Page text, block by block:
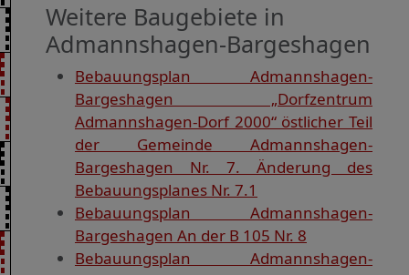
Weitere Baugebiete in
Admannshagen-Bargeshagen
Bebauungsplan Admannshagen-
Bargeshagen „Dorfzentrum
Admannshagen-Dorf 2000“ östlicher Teil
der Gemeinde Admannshagen-
Bargeshagen Nr. 7. Änderung des
Bebauungsplanes Nr. 7.1
Bebauungsplan Admannshagen-
Bargeshagen An der B 105 Nr. 8
Bebauungsplan Admannshagen-